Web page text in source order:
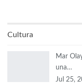
Cultura
Mar
una…
Jul 25,